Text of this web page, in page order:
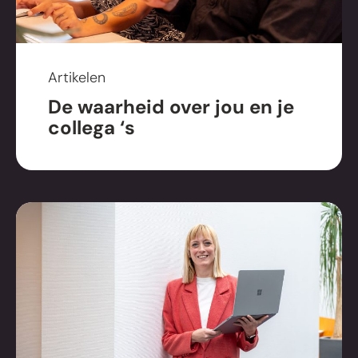
Artikelen
De waarheid over jou en je
collega ‘s
Vrijblijvend
sparren over jouw
merk en